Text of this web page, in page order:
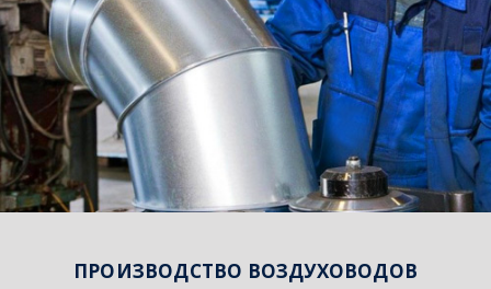
ПРОИЗВОДСТВО ВОЗДУХОВОДОВ